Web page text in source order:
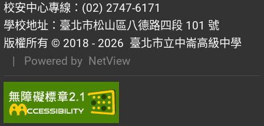
校安中心專線：(02) 2747-6171
學校地址：臺北市松山區八德路四段 101 號
版權所有 © 2018 - 2026 臺北市立中崙高級中學
| Powered by NetView